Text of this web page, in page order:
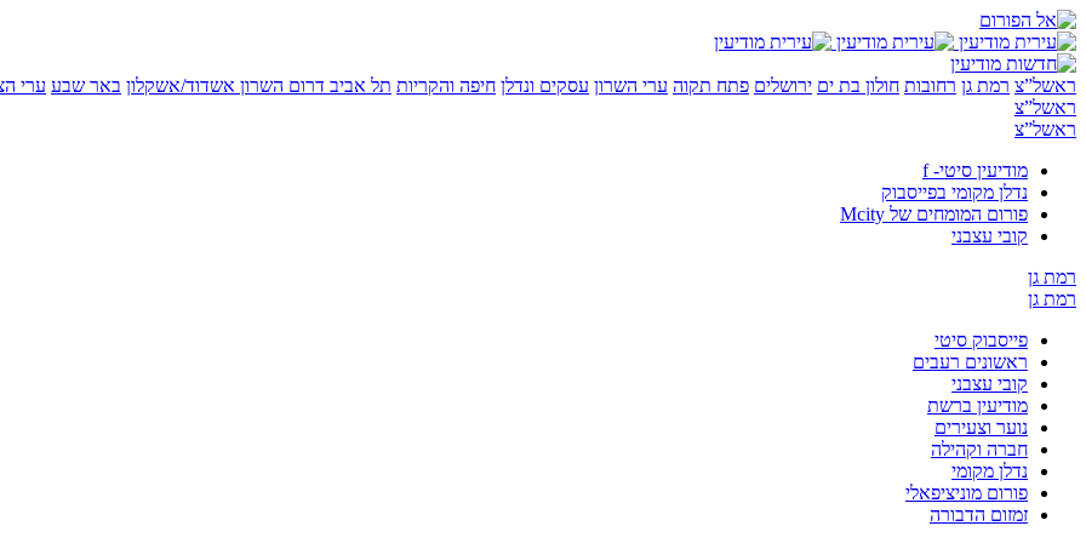
ראשל”צ רמת גן רחובות חולון בת ים ירושלים פתח תקוה ערי השרון עסקים ונדלן חיפה והקריות תל אביב דרום השרון אשדוד/אשקלון באר שבע ערי
ראשל”צ
ראשל”צ
מודיעין סיטי- f
נדלן מקומי בפייסבוק
פורום המומחים של Mcity
קובי עצבני
רמת גן
רמת גן
פייסבוק סיטי
ראשונים רעבים
קובי עצבני
מודיעין ברשת
נוער וצעירים
חברה וקהילה
נדלן מקומי
פורום מוניציפאלי
זמזום הדבורה